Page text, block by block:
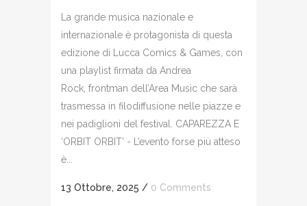
La grande musica nazionale e
internazionale è protagonista di questa
edizione di Lucca Comics & Games, con
una playlist firmata da Andrea
Rock, frontman dell’Area Music che sarà
trasmessa in filodiffusione nelle piazze e
nei padiglioni del festival. CAPAREZZA E
‘ORBIT ORBIT’ - L’evento forse più atteso
è...
13 Ottobre, 2025 / 0 Comments